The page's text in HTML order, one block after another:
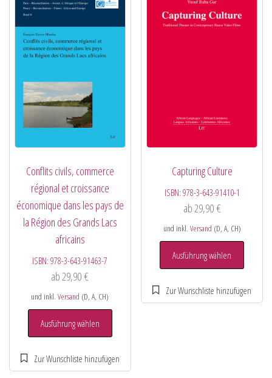
Conflits civils, commerce
régional et croissance
économique dans les pays de
la Région des Grands Lacs
africains
ISBN:978-3-643-91463-7
ab29,90€
und inkl.Versand (D, A, CH)
Ausführung wählen
Capturing Culture
ISBN: 978-3-643-91410-1
ab29,90 €
und inkl. Versand (D, A, CH)
Ausführung wählen